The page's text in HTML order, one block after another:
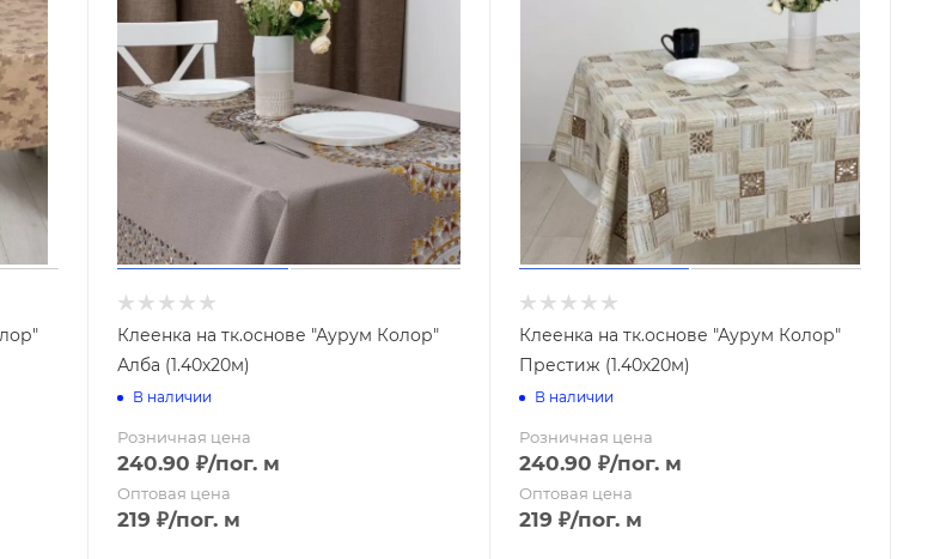
Клеенка на тк.основе "Аурум Колор"
Алба (1.40х20м)
В наличии
Розничная цена
240.90 ₽/пог. м
Оптовая цена
219 ₽/пог. м
Клеенка на тк.основе "Аурум Колор"
Престиж (1.40х20м)
В наличии
Розничная цена
240.90 ₽/пог. м
Оптовая цена
219 ₽/пог. м
Заборные решетки и сетки
Ленты бордюрные
Топоры
Ножи садовые
Ножницы
Плодосъемники
Сучкорезы